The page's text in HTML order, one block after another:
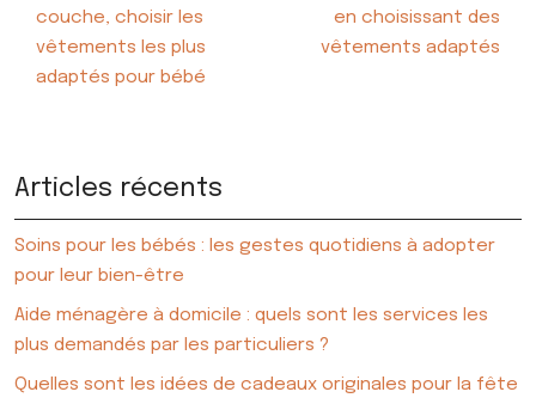
couche, choisir les
vêtements les plus
adaptés pour bébé
en choisissant des
vêtements adaptés
Articles récents
Soins pour les bébés : les gestes quotidiens à adopter
pour leur bien-être
Aide ménagère à domicile : quels sont les services les
plus demandés par les particuliers ?
Quelles sont les idées de cadeaux originales pour la fête